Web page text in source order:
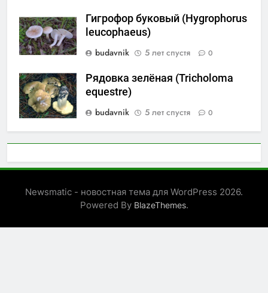
Гигрофор буковый (Hygrophorus
leucophaeus)
budavnik
5 лет спустя 0
Рядовка зелёная (Tricholoma
equestre)
budavnik
5 лет спустя 0
Newsmatic - новостная тема для WordPress 2026.
Powered By BlazeThemes.